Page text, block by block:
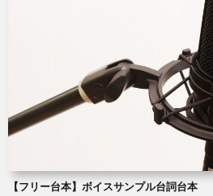
【フリー台本】ボイスサンプル台詞台本